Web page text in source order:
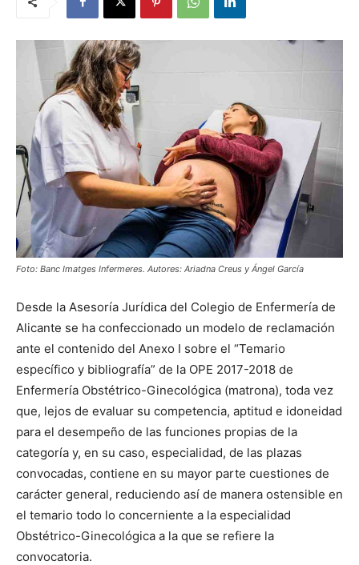
Foto: Banc Imatges Infermeres. Autores: Ariadna Creus y Ángel García
Desde la Asesoría Jurídica del Colegio de Enfermería de
Alicante se ha confeccionado un modelo de reclamación
ante el contenido del Anexo I sobre el “Temario
específico y bibliografía” de la OPE 2017-2018 de
Enfermería Obstétrico-Ginecológica (matrona), toda vez
que, lejos de evaluar su competencia, aptitud e idoneidad
para el desempeño de las funciones propias de la
categoría y, en su caso, especialidad, de las plazas
convocadas, contiene en su mayor parte cuestiones de
carácter general, reduciendo así de manera ostensible en
el temario todo lo concerniente a la especialidad
Obstétrico-Ginecológica a la que se refiere la
convocatoria.